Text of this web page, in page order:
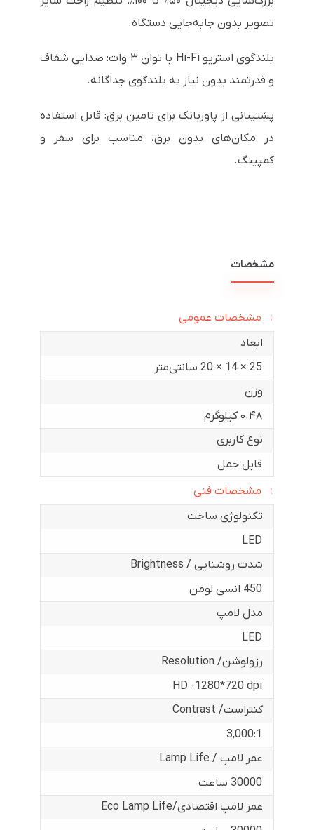
تصویر بدون جابه‌جایی دستگاه.
بلندگوی استریو Hi-Fi با توان ۳ وات: صدایی شفاف
و قدرتمند بدون نیاز به بلندگوی جداگانه.
پشتیبانی از پاوربانک برای تامین برق: قابل استفاده
در مکان‌های بدون برق، مناسب برای سفر و
کمپینگ.
مشخصات
مشخصات عمومی
ابعاد
25 × 14 × 20 سانتی‌متر
وزن
۰.۴۸ کیلوگرم
نوع کاربری
قابل حمل
مشخصات فنی
تکنولوژی ساخت
LED
شدت روشنایی / Brightness
450 انسی لومن
مدل لامپ
LED
رزولوشن/ Resolution
HD -1280*720 dpi
کنتراست/ Contrast
3,000:1
عمر لامپ / Lamp Life
30000 ساعت
عمر لامپ اقتصادی/Eco Lamp Life